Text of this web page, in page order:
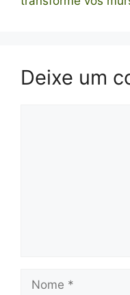
Deixe um